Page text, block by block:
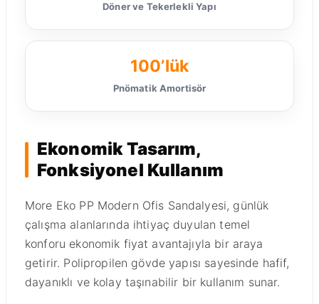
Döner ve Tekerlekli Yapı
100’lük
Pnömatik Amortisör
Ekonomik Tasarım,
Fonksiyonel Kullanım
More Eko PP Modern Ofis Sandalyesi, günlük
çalışma alanlarında ihtiyaç duyulan temel
konforu ekonomik fiyat avantajıyla bir araya
getirir. Polipropilen gövde yapısı sayesinde hafif,
dayanıklı ve kolay taşınabilir bir kullanım sunar.